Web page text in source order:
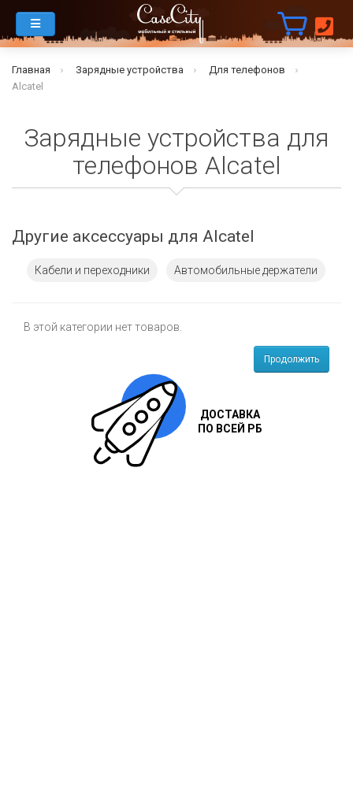
Главная Зарядные устройства
Для телефонов
Alcatel
Зарядные устройства для
телефонов Alcatel
Другие аксессуары для Alcatel
Кабели и переходники Автомобильные держатели
В этой категории нет товаров.
Продолжить
ДОСТАВКА
ПО ВСЕЙ РБ